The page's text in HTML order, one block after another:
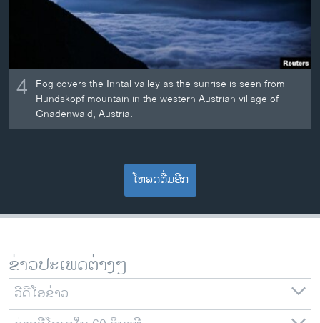
4 Fog covers the Inntal valley as the sunrise is seen from
Hundskopf mountain in the western Austrian village of
Gnadenwald, Austria.
ໂຫລດຕື່ມອີກ
ຂ່າວປະເພດຕ່າງໆ
ວີດີໂອຂ່າວ